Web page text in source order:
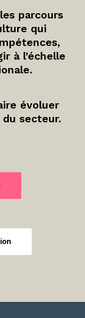
parcours
qui
à l’échelle
évoluer
secteur.